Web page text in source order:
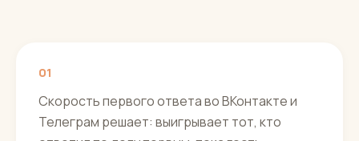
01
Скорость первого ответа во ВКонтакте и
Телеграм решает: выигрывает тот, кто